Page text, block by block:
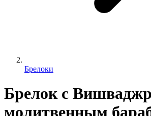
Брелоки
Брелок с
молитвенным